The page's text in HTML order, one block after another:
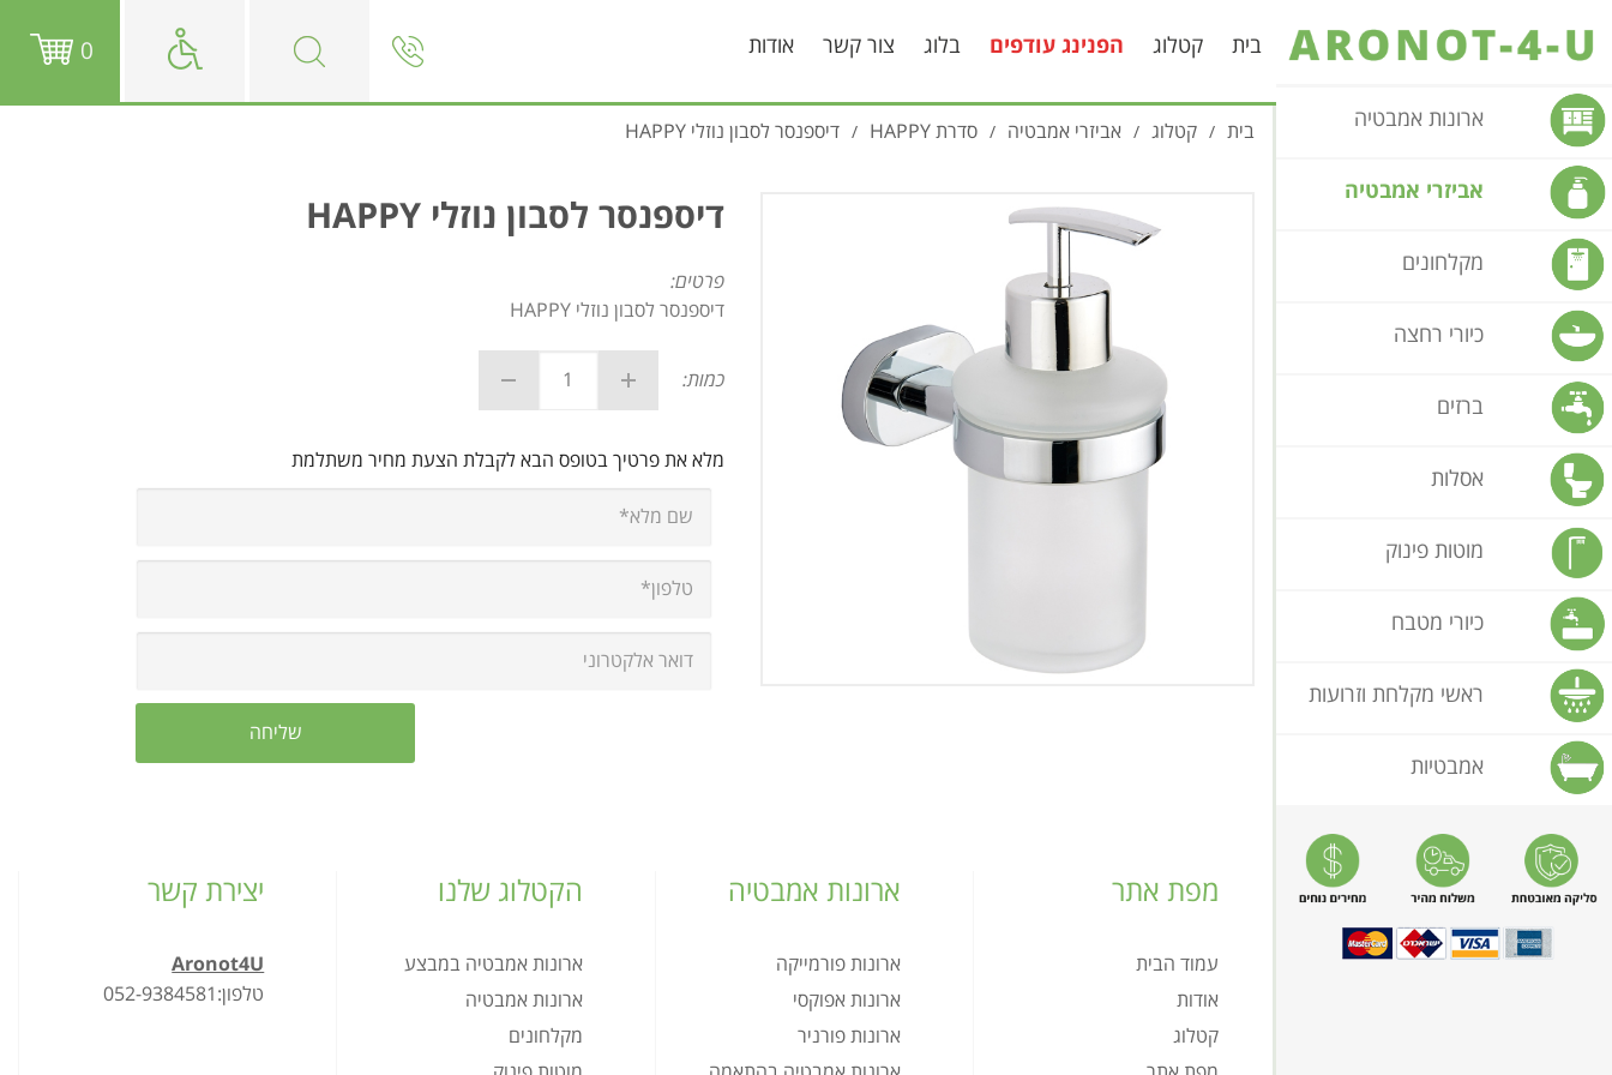
ארונות אמבטיה
אביזרי אמבטיה
מקלחונים
כיורי רחצה
ברזים
אסלות
מוטות פינוק
כיורי מטבח
ראשי מקלחת וזרועות
אמבטיות
בית קטלוג הפנינג עודפים בלוג צור קשר אודות 0
בית / קטלוג / אביזרי אמבטיה / סדרת HAPPY / דיספנסר לסבון נוזלי HAPPY
דיספנסר לסבון נוזלי HAPPY
פרטים:
דיספנסר לסבון נוזלי HAPPY
כמות:
מלא את פרטיך בטופס הבא לקבלת הצעת מחיר משתלמת
מפת אתר
עמוד הבית
אודות
קטלוג
ארונות אמבטיה
ארונות פורמייקה
ארונות אפוקסי
ארונות פורניר
הקטלוג שלנו
ארונות אמבטיה במבצע
ארונות אמבטיה
מקלחונים
יצירת קשר
Aronot4U
טלפון:052-9384581